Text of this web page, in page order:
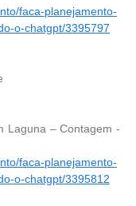
faca-planejamento-
o-chatgpt/3395797
Laguna – Contagem -
faca-planejamento-
o-chatgpt/3395812